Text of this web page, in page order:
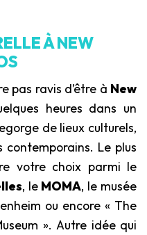
À NEW
pas ravis d’être à New
heures dans un
de lieux culturels,
contemporains. Le plus
votre choix parmi le
, le MOMA, le musée
ou encore « The
». Autre idée qui